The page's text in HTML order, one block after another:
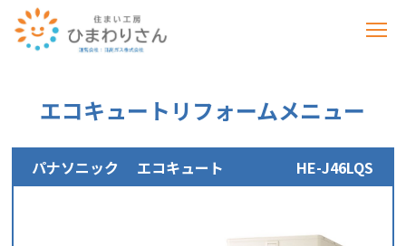
エコキュートリフォームメニュー
パナソニック エコキュート HE-J46LQS